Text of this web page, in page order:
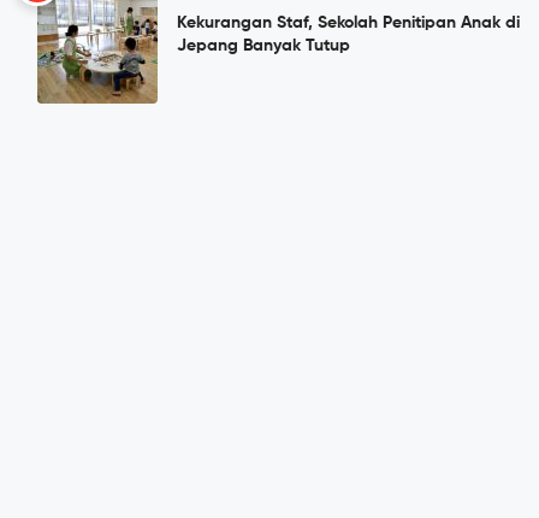
Kekurangan Staf, Sekolah Penitipan Anak di
Jepang Banyak Tutup